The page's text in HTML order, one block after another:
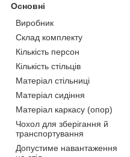
Основні
Виробник
Склад комплекту
Кількість персон
Кількість стільців
Матеріал стільниці
Матеріал сидіння
Матеріал каркасу (опор)
Чохол для зберігання й
транспортування
Допустиме навантаження